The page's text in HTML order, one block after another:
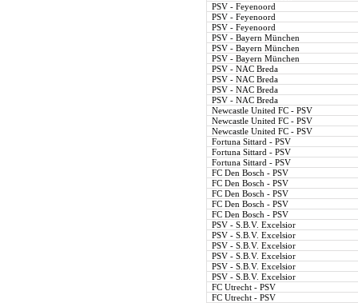
PSV - Feyenoord
PSV - Feyenoord
PSV - Feyenoord
PSV - Bayern München
PSV - Bayern München
PSV - Bayern München
PSV - NAC Breda
PSV - NAC Breda
PSV - NAC Breda
PSV - NAC Breda
Newcastle United FC - PSV
Newcastle United FC - PSV
Newcastle United FC - PSV
Fortuna Sittard - PSV
Fortuna Sittard - PSV
Fortuna Sittard - PSV
FC Den Bosch - PSV
FC Den Bosch - PSV
FC Den Bosch - PSV
FC Den Bosch - PSV
FC Den Bosch - PSV
PSV - S.B.V. Excelsior
PSV - S.B.V. Excelsior
PSV - S.B.V. Excelsior
PSV - S.B.V. Excelsior
PSV - S.B.V. Excelsior
PSV - S.B.V. Excelsior
FC Utrecht - PSV
FC Utrecht - PSV